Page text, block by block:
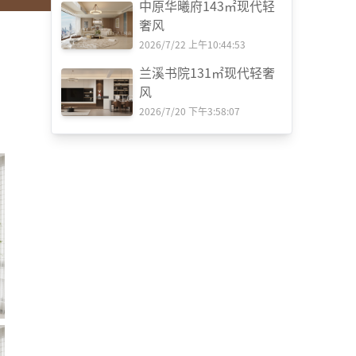
中原华曦府143㎡现代轻
奢风
2026/7/22 上午10:44:53
兰溪书院131㎡现代轻奢
风
2026/7/20 下午3:58:07